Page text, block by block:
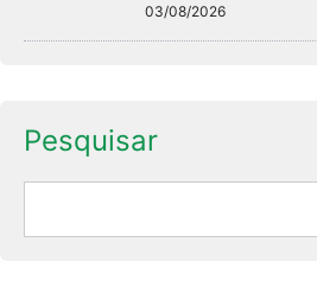
03/08/2026
Pesquisar